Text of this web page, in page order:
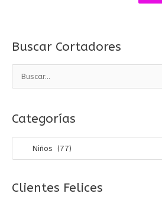
Buscar Cortadores
c
a
o
Categorías
Niños (77)
Clientes Felices